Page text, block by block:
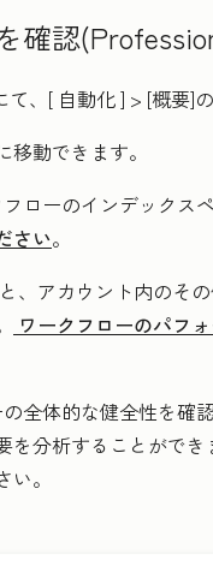
確認(
て、[ 自動化] > [概要]
動できます。
ローのインデックス
さい。
、アカウント内のそ
ワークフローのパフ
全体的な健全性を確
を分析することができ
。